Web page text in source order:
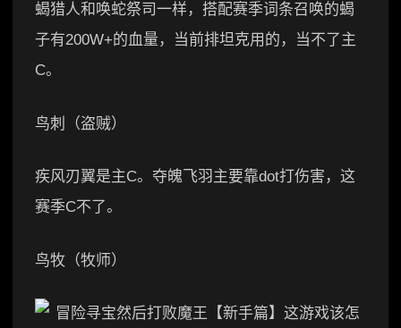
蝎猎人和唤蛇祭司一样，搭配赛季词条召唤的蝎
子有200W+的血量，当前排坦克用的，当不了主
C。
鸟刺（盗贼）
疾风刃翼是主C。夺魄飞羽主要靠dot打伤害，这
赛季C不了。
鸟牧（牧师）